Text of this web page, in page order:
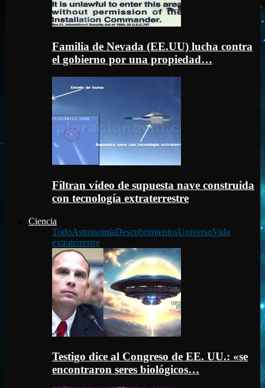
Familia de Nevada (EE.UU) lucha contra
el gobierno por una propiedad…
Filtran vídeo de supuesta nave construida
con tecnología extraterrestre
Ciencia
TodoAstronomíaDescubrimientosUniversoVida
extraterrestre
Testigo dice al Congreso de EE. UU.: «se
encontraron seres biológicos…